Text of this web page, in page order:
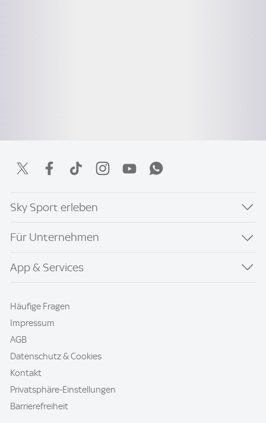
Sky Sport erleben
Für Unternehmen
App & Services
Häufige Fragen
Impressum
AGB
Datenschutz & Cookies
Kontakt
Privatsphäre-Einstellungen
Barrierefreiheit